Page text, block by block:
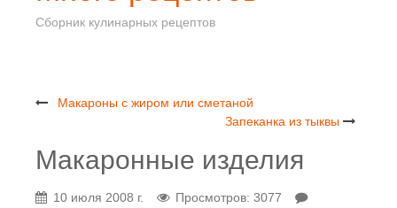
Сборник кулинарных рецептов
Макароны с жиром или сметаной
Запеканка из тыквы
Макаронные изделия
10 июля 2008 г.
Просмотров: 3077